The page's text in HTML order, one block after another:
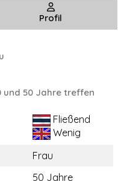
Profil
und 50 Jahre treffen
Fließend
Wenig
Frau
50 Jahre